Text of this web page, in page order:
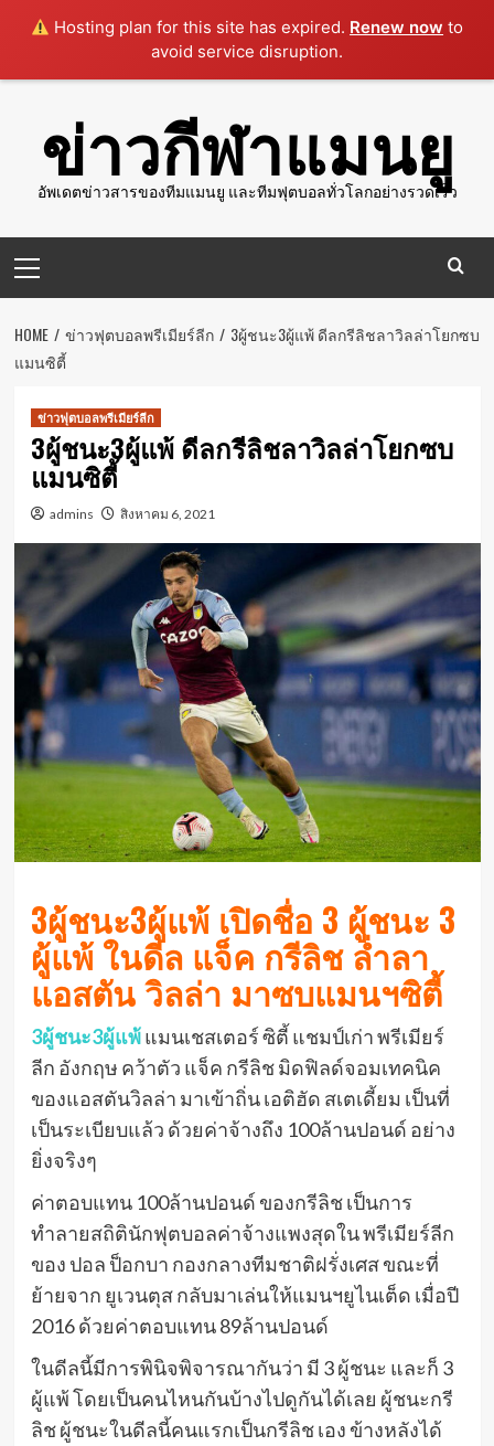
Hosting plan for this site has expired. Renew now to
avoid service disruption.
contentข่าวกีฬาแมนยู
อัพเดตข่าวสารของทีมแมนยู และทีมฟุตบอลทั่วโลกอย่างรวดเร็ว
Menu
HOME ข่าวฟุตบอลพรีเมียร์ลีก
3ผู้ชนะ3ผู้แพ้ ดีลกรีลิชลาวิลล่าโยกซบ
แมนซิตี้
ข่าวฟุตบอลพรีเมียร์ลีก
3ผู้ชนะ3ผู้แพ้ ดีลกรีลิชลาวิลล่าโยกซบ
แมนซิตี้
admins สิงหาคม 6, 2021
3ผู้ชนะ3ผู้แพ้ เปิดชื่อ 3 ผู้ชนะ 3
ผู้แพ้ ในดีล แจ็ค กรีลิช ล่ำลา
แอสตัน วิลล่า มาซบแมนฯซิตี้
3ผู้ชนะ3ผู้แพ้แมนเชสเตอร์ ซิตี้ แชมป์เก่า พรีเมียร์
ลีก อังกฤษ คว้าตัว แจ็ค กรีลิช มิดฟิลด์จอมเทคนิค
ของแอสตันวิลล่า มาเข้าถิ่น เอติฮัด สเตเดี้ยม เป็นที่
เป็นระเบียบแล้ว ด้วยค่าจ้างถึง 100ล้านปอนด์ อย่าง
ยิ่งจริงๆ
ค่าตอบแทน 100ล้านปอนด์ ของกรีลิช เป็นการ
ทำลายสถิตินักฟุตบอลค่าจ้างแพงสุดใน พรีเมียร์ลีก
ของ ปอล ป็อกบา กองกลางทีมชาติฝรั่งเศส ขณะที่
ย้ายจาก ยูเวนตุส กลับมาเล่นให้แมนฯยูไนเต็ด เมื่อปี
2016 ด้วยค่าตอบแทน 89ล้านปอนด์
ในดีลนี้มีการพินิจพิจารณากันว่า มี 3 ผู้ชนะ และก็ 3
ผู้แพ้ โดยเป็นคนไหนกันบ้างไปดูกันได้เลย ผู้ชนะกรี
ลิช ผู้ชนะในดีลนี้คนแรกเป็นกรีลิช เอง ข้างหลังได้